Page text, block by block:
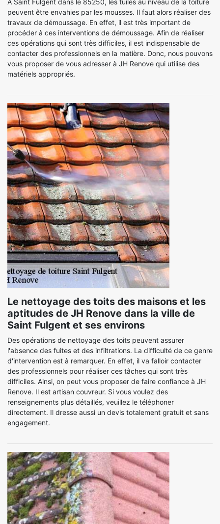
À Saint Fulgent dans le 85250, les tuiles au niveau de la toiture
peuvent être envahies par les mousses. Il faut alors réaliser des
travaux de démoussage. En effet, il est très important de
procéder à ces interventions de démoussage. Afin de réaliser
ces opérations qui sont très difficiles, il est indispensable de
contacter des professionnels en la matière. Donc, nous pouvons
vous proposer de vous adresser à JH Renove qui utilise des
matériels appropriés.
Le nettoyage des toits des maisons et les
aptitudes de JH Renove dans la ville de
Saint Fulgent et ses environs
Des opérations de nettoyage des toits peuvent assurer
l'absence des fuites et des infiltrations. La difficulté de ce genre
d'intervention est à remarquer. En effet, il va falloir contacter
des professionnels pour réaliser ces tâches qui sont très
difficiles. Ainsi, on peut vous proposer de faire confiance à JH
Renove. Il est artisan couvreur. Si vous voulez des
renseignements plus détaillés, veuillez le téléphoner
directement. Il dresse aussi un devis totalement gratuit et sans
engagement.